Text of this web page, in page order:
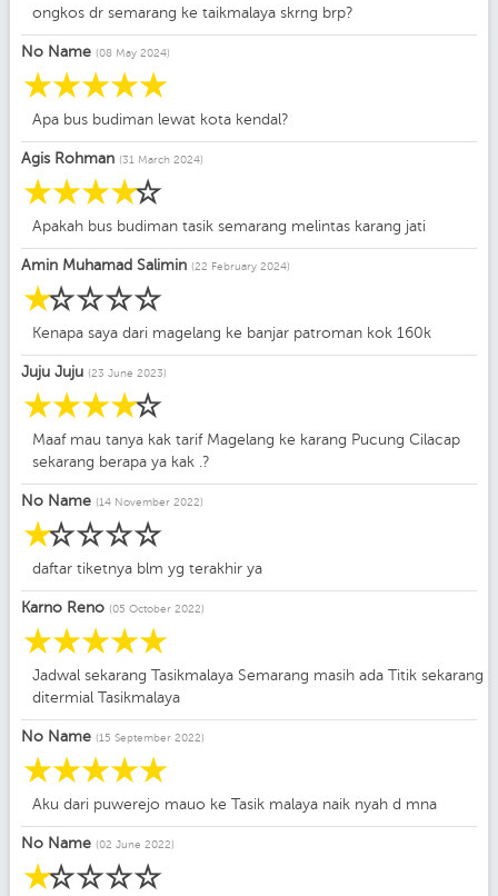
ongkos dr semarang ke taikmalaya skrng brp?
No Name (08 May 2024)
☆
☆
☆
☆
☆
Apa bus budiman lewat kota kendal?
Agis Rohman (31 March 2024)
☆
☆
☆
☆
☆
Apakah bus budiman tasik semarang melintas karang jati
Amin Muhamad Salimin (22 February 2024)
☆
☆
☆
☆
☆
Kenapa saya dari magelang ke banjar patroman kok 160k
Juju Juju (23 June 2023)
☆
☆
☆
☆
☆
Maaf mau tanya kak tarif Magelang ke karang Pucung Cilacap
sekarang berapa ya kak .?
No Name (14 November 2022)
☆
☆
☆
☆
☆
daftar tiketnya blm yg terakhir ya
Karno Reno (05 October 2022)
☆
☆
☆
☆
☆
Jadwal sekarang Tasikmalaya Semarang masih ada Titik sekarang
ditermial Tasikmalaya
No Name (15 September 2022)
☆
☆
☆
☆
☆
Aku dari puwerejo mauo ke Tasik malaya naik nyah d mna
No Name (02 June 2022)
☆
☆
☆
☆
☆